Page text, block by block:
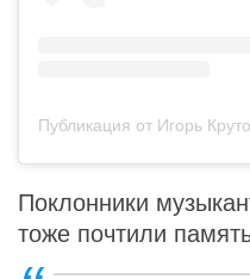
Публикация от Игорь
Поклонники
тоже почтили